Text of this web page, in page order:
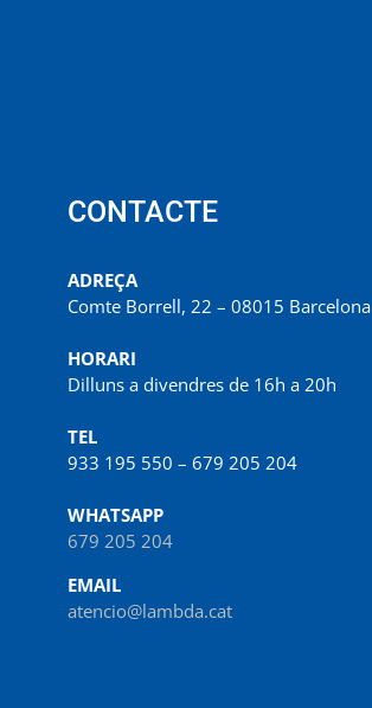
CONTACTE
ADREÇA
Comte Borrell, 22 – 08015 Barcelona
HORARI
Dilluns a divendres de 16h a 20h
TEL
933 195 550 – 679 205 204
WHATSAPP
679 205 204
EMAIL
atencio@lambda.cat